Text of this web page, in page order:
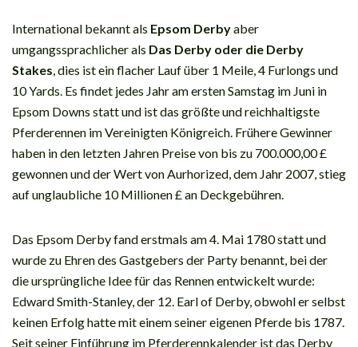
International bekannt als Epsom Derbyaber
umgangssprachlicher als Das Derby oder die Derby
Stakes , dies ist ein flacher Lauf über 1 Meile, 4 Furlongs und
10 Yards. Es findet jedes Jahr am ersten Samstag im Juni in
Epsom Downs statt und ist das größte und reichhaltigste
Pferderennen im Vereinigten Königreich. Frühere Gewinner
haben in den letzten Jahren Preise von bis zu 700.000,00 £
gewonnen und der Wert von Aurhorized, dem Jahr 2007, stieg
auf unglaubliche 10 Millionen £ an Deckgebühren.
Das Epsom Derby fand erstmals am 4. Mai 1780 statt und
wurde zu Ehren des Gastgebers der Party benannt, bei der
die ursprüngliche Idee für das Rennen entwickelt wurde:
Edward Smith-Stanley, der 12. Earl of Derby, obwohl er selbst
keinen Erfolg hatte mit einem seiner eigenen Pferde bis 1787.
Seit seiner Einführung im Pferderennkalender ist das Derby